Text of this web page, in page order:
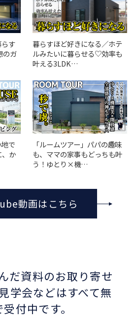
らす
のガ
暮らすほど好きになる／ホテ
ルみたいに暮らせる♡効率も
叶える3LDK…
で
、か
「ルームツアー」パパの趣味
も、ママの家事もどっちも叶
う！ゆとり×機…
動画はこちら
だ資料のお取り寄せ
見学会などはすべて無
付中です。